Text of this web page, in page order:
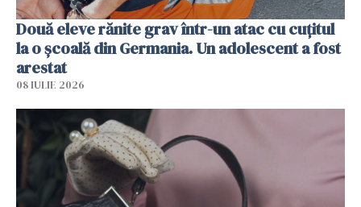
Două eleve rănite grav într-un atac cu cuțitul
la o școală din Germania. Un adolescent a fost
arestat
08 IULIE 2026